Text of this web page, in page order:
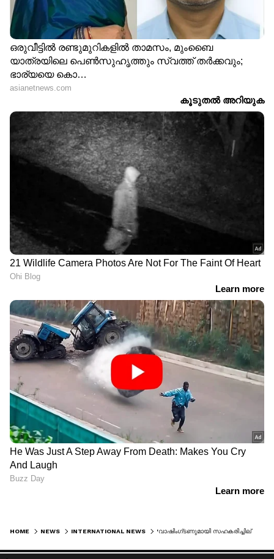
HOME NEWS INTERNATIONAL NEWS 'വാഷിംഗ്ടണുമായി സഹകരിച്ചില്ലെങ്കിൽ ഗുരുതര പ്രത്യാഘാതങ്ങൾ', മംദാനിക്ക് ഭീഷണിയുമായി ട്രംപ്